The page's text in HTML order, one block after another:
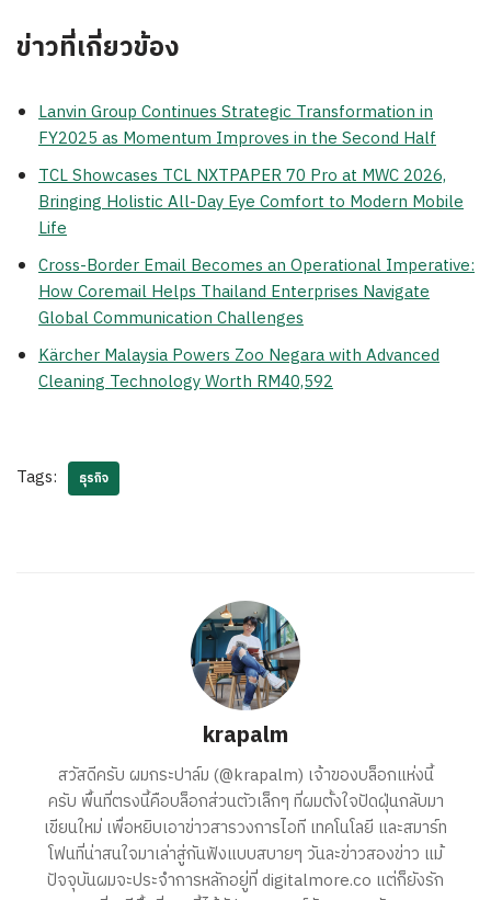
ข่าวที่เกี่ยวข้อง
Lanvin Group Continues Strategic Transformation in
FY2025 as Momentum Improves in the Second Half
TCL Showcases TCL NXTPAPER 70 Pro at MWC 2026,
Bringing Holistic All-Day Eye Comfort to Modern Mobile
Life
Cross-Border Email Becomes an Operational Imperative:
How Coremail Helps Thailand Enterprises Navigate
Global Communication Challenges
Kärcher Malaysia Powers Zoo Negara with Advanced
Cleaning Technology Worth RM40,592
Tags: ธุรกิจ
krapalm
สวัสดีครับ ผมกระปาล์ม (@krapalm) เจ้าของบล็อกแห่งนี้
ครับ พื้นที่ตรงนี้คือบล็อกส่วนตัวเล็กๆ ที่ผมตั้งใจปัดฝุ่นกลับมา
เขียนใหม่ เพื่อหยิบเอาข่าวสารวงการไอที เทคโนโลยี และสมาร์ท
โฟนที่น่าสนใจมาเล่าสู่กันฟังแบบสบายๆ วันละข่าวสองข่าว แม้
ปัจจุบันผมจะประจำการหลักอยู่ที่ digitalmore.co แต่ก็ยังรัก